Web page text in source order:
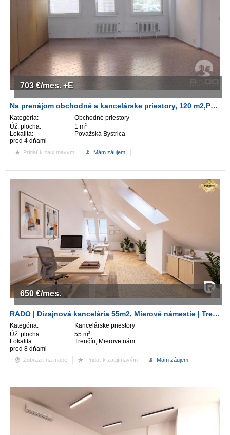
Na prenájom obchodné a kancelárske priestory, 120 m2,Považská Bystrica
Kategória:
Obchodné priestory
Úž. plocha:
1 m2
Lokalita:
Považská Bystrica
pred 4 dňami
703 €/mes. +E
Pridať k zaujímavým Mám záujem
RADO | Dizajnová kancelária 55m2, Mierové námestie | Trenčín
Kategória:
Kancelárske priestory
Úž. plocha:
55 m2
Lokalita:
Trenčín, Mierove nám.
pred 8 dňami
650 €/mes.
Zobraziť na mape Pridať k zaujímavým Mám záujem